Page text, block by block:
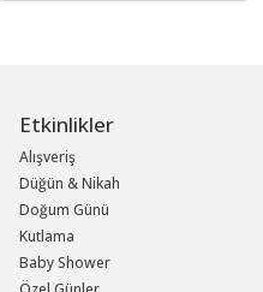
Etkinlikler
Alışveriş
Düğün & Nikah
Doğum Günü
Kutlama
Baby Shower